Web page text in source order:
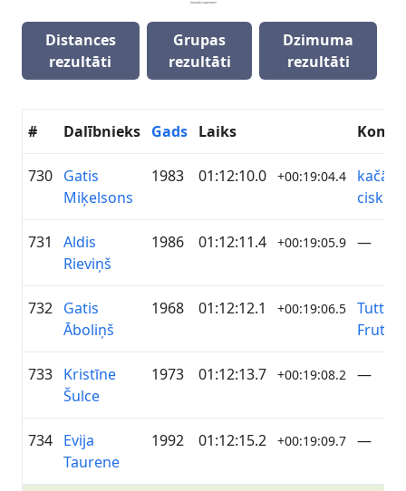
Distances
rezultāti
Grupas
rezultāti
Dzimuma
rezultāti
# Dalībnieks Gads Laiks
730 Gatis
Miķelsons
1983 01:12:10.0 +00:19:04.4
kačā
cisku!
731
Aldis
Rieviņš
1986 01:12:11.4 +00:19:05.9 —
732 Gatis
Āboliņš
1968 01:12:12.1 +00:19:06.5
Tutti
Frutti
733 Kristīne
Šulce
1973 01:12:13.7 +00:19:08.2 —
734 Evija
Taurene
1992 01:12:15.2 +00:19:09.7 —